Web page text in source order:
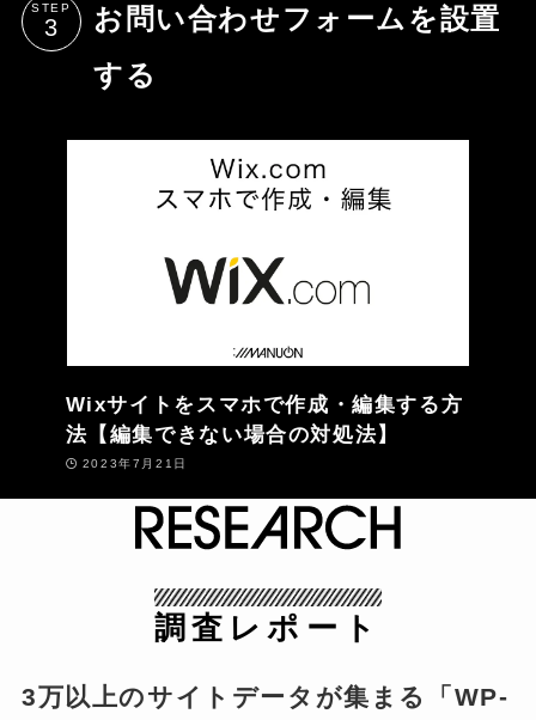
STEP
お問い合わせフォームを設置
する
Wixサイトをスマホで作成・編集する方
法【編集できない場合の対処法】
2023年7月21日
調査レポート
3万以上のサイトデータが集まる「WP-